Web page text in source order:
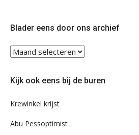
Blader eens door ons archief
Blader
eens
ons
Kijk ook eens bij de buren
Krewinkel krijst
Abu Pessoptimist